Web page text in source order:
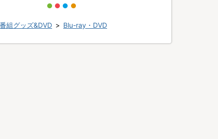
組グッズ&DVD > Blu-ray・DVD